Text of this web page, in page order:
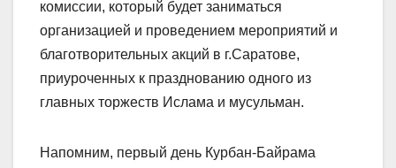
комиссии, который будет заниматься
организацией и проведением мероприятий и
благотворительных акций в г.Саратове,
приуроченных к празднованию одного из
главных торжеств Ислама и мусульман.
Напомним, первый день Курбан-Байрама